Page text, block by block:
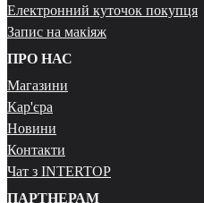
Електронний куточок покупця
Запис на макіяж
ПРО НАС
Магазини
Кар'єра
Новини
Контакти
Чат з INTERTOP
ПАРТНЕРАМ